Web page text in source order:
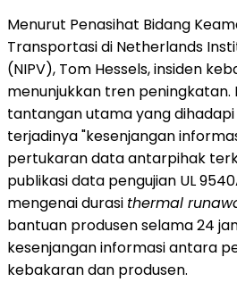
Menurut Penasihat Bidang
Transportasi di Netherlands
(NIPV), Tom Hessels, insiden
menunjukkan tren peningkatan.
tantangan utama yang
terjadinya "kesenjangan
pertukaran data antarpihak
publikasi data pengujian UL
mengenai durasi thermal
bantuan produsen selama 24
kesenjangan informasi antara
kebakaran dan produsen.